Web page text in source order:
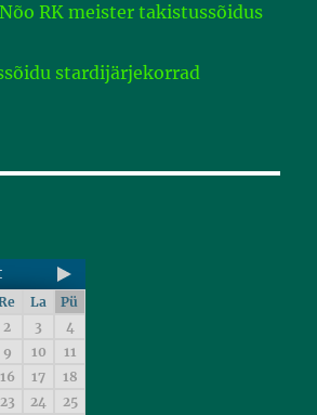
RK meister takistussõidus
stardijärjekorrad
La
Pü
2 3
4
9 10
11
16 17
18
23 24 25